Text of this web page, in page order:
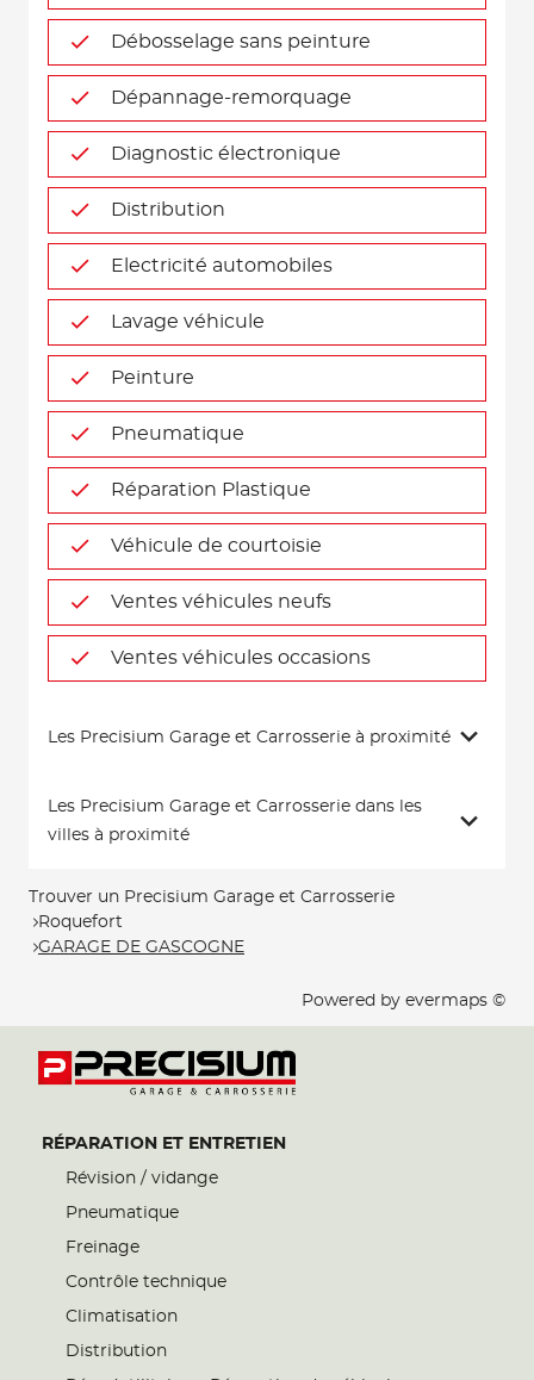
Débosselage sans peinture
Dépannage-remorquage
Diagnostic électronique
Distribution
Electricité automobiles
Lavage véhicule
Peinture
Pneumatique
Réparation Plastique
Véhicule de courtoisie
Ventes véhicules neufs
Ventes véhicules occasions
Les Precisium Garage et Carrosserie à proximité
Les Precisium Garage et Carrosserie dans les
villes à proximité
Trouver un Precisium Garage et Carrosserie
Roquefort
GARAGE DE GASCOGNE
Powered by evermaps ©
RÉPARATION ET ENTRETIEN
Révision / vidange
Pneumatique
Freinage
Contrôle technique
Climatisation
Distribution